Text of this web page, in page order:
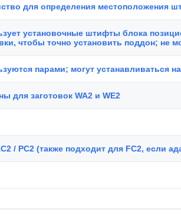
для определения местоположения
установочные штифты блока
чтобы точно установить поддон; не
парами; могут устанавливаться
для заготовок WA2 и WE2
/ PC2 (также подходит для FC2, если